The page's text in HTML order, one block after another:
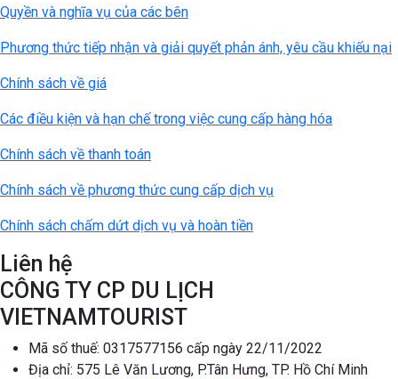
Quyền và nghĩa vụ của các bên
Phương thức tiếp nhận và giải quyết phản ánh, yêu cầu khiếu nại
Chính sách về giá
Các điều kiện và hạn chế trong việc cung cấp hàng hóa
Chính sách về thanh toán
Chính sách về phương thức cung cấp dịch vụ
Chính sách chấm dứt dịch vụ và hoàn tiền
Liên hệ
CÔNG TY CP DU LỊCH
VIETNAMTOURIST
Mã số thuế: 0317577156 cấp ngày 22/11/2022
Địa chỉ: 575 Lê Văn Lương, P.Tân Hưng, TP. Hồ Chí Minh